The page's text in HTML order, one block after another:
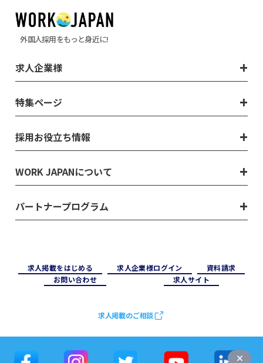
外国人採用をもっと身近に!
求人企業様
特集ページ
採用お役立ち情報
WORK JAPANについて
パートナープログラム
求⼈掲載をはじめる 求⼈企業様ログイン
資料請求
お問い合わせ
求⼈サイト
求人掲載のご相談